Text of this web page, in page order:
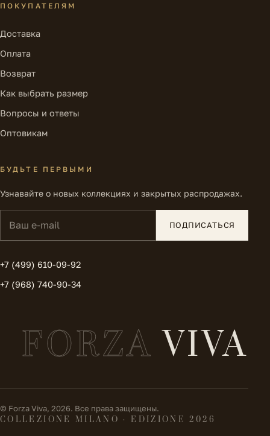
ПОКУПАТЕЛЯМ
Доставка
Оплата
Возврат
Как выбрать размер
Вопросы и ответы
Оптовикам
БУДЬТЕ ПЕРВЫМИ
Узнавайте о новых коллекциях и закрытых распродажах.
ПОДПИСАТЬСЯ
+7 (499) 610-09-92
+7 (968) 740-90-34
FORZAVIVA
© Forza Viva, 2026. Все права защищены.
COLLEZIONE MILANO · EDIZIONE 2026